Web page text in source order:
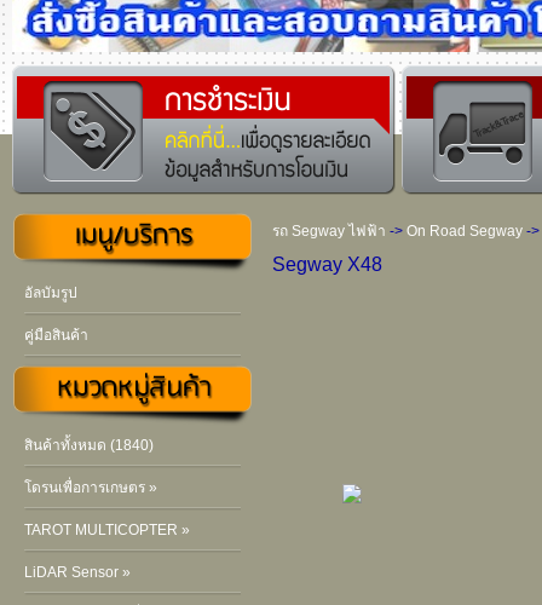
อัลบัมรูป
คู่มือสินค้า
สินค้าทั้งหมด (1840)
โดรนเพื่อการเกษตร »
TAROT MULTICOPTER »
LiDAR Sensor »
รถ Segway ไฟฟ้า -> On Road Segway -
Segway X48